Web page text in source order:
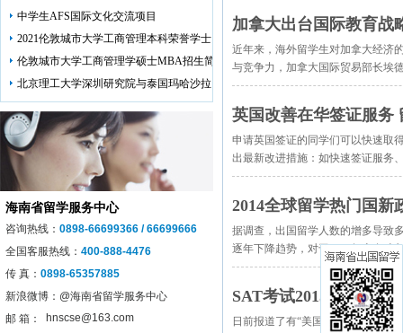
中学生AFS国际文化交流项目
2021伦敦城市大学工商管理本科荣誉学士
伦敦城市大学工商管理学硕士MBA招生简
北京理工大学深圳研究院与泰国玛哈沙拉
海南省留学服务中心
咨询热线： 0898-66699366 / 66699666
全国客服热线： 400-888-4476
传 真： 0898-65357885
新浪微博： @海南省留学服务中心
邮 箱：
hnscse@163.com
加拿大出台国际教育战
近年来，海外留学生对加拿大经济
与竞争力，加拿大国际贸易部长埃
英国改善在华签证服务
申请英国签证的同学们可以快速取
出最新改进措施：如快速签证服务
2014全球留学热门国新
据调查，出国留学人数的增多导致
逐年下降趋势，对于2014年志在冲
SAT考试2015年大改
日前报道了有“美国高考” 之称的